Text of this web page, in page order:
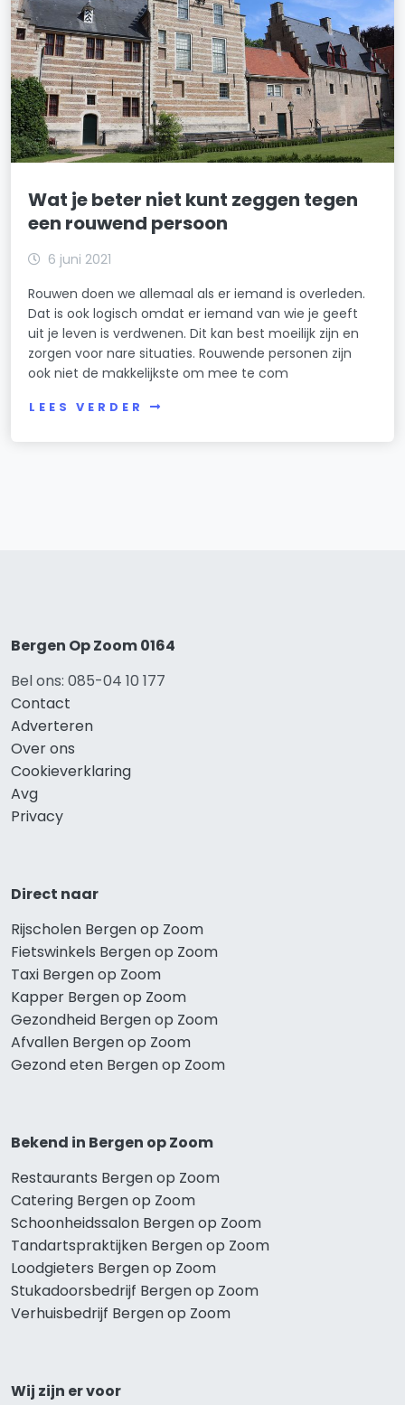
Wat je beter niet kunt zeggen tegen
een rouwend persoon
6 juni 2021
Rouwen doen we allemaal als er iemand is overleden.
Dat is ook logisch omdat er iemand van wie je geeft
uit je leven is verdwenen. Dit kan best moeilijk zijn en
zorgen voor nare situaties. Rouwende personen zijn
ook niet de makkelijkste om mee te com
LEES VERDER
Bergen Op Zoom 0164
Bel ons: 085-04 10 177
Contact
Adverteren
Over ons
Cookieverklaring
Avg
Privacy
Direct naar
Rijscholen Bergen op Zoom
Fietswinkels Bergen op Zoom
Taxi Bergen op Zoom
Kapper Bergen op Zoom
Gezondheid Bergen op Zoom
Afvallen Bergen op Zoom
Gezond eten Bergen op Zoom
Bekend in Bergen op Zoom
Restaurants Bergen op Zoom
Catering Bergen op Zoom
Schoonheidssalon Bergen op Zoom
Tandartspraktijken Bergen op Zoom
Loodgieters Bergen op Zoom
Stukadoorsbedrijf Bergen op Zoom
Verhuisbedrijf Bergen op Zoom
Wij zijn er voor